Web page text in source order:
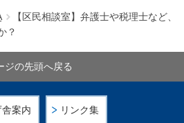
【区民相談室】弁護士や税理士など、
？
案内 リンク集
ジの先頭へ戻る